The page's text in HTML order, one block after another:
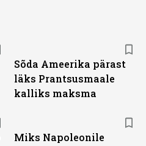
Sõda Ameerika pärast
läks Prantsusmaale
kalliks maksma
Miks Napoleonile